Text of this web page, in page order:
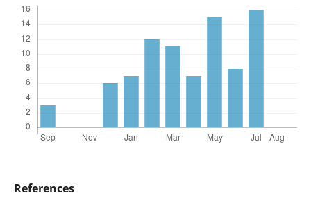
References